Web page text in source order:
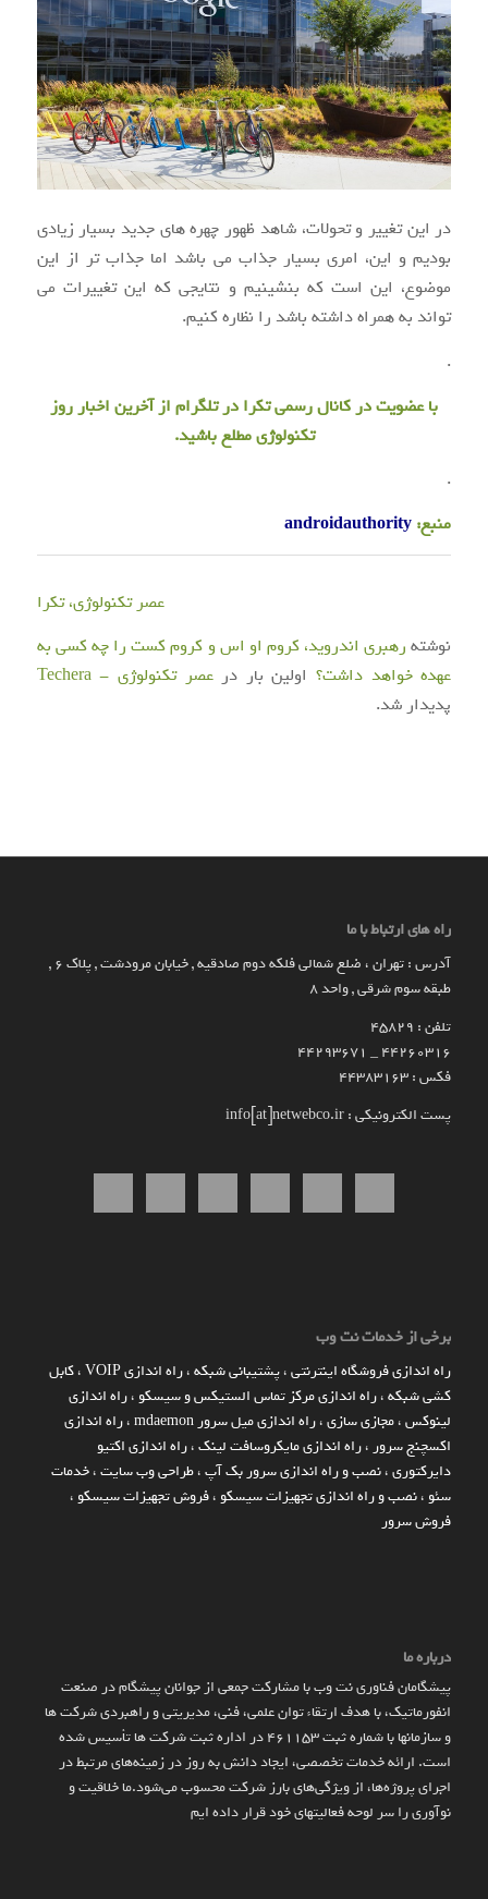
در این تغییر و تحولات، شاهد ظهور چهره های جدید بسیار زیادی
بودیم و این، امری بسیار جذاب می باشد اما جذاب تر از این
موضوع، این است که بنشینیم و نتایجی که این تغییرات می
تواند به همراه داشته باشد را نظاره کنیم.
.
با عضویت در کانال رسمی تکرا در تلگرام از آخرین اخبار روز
تکنولوژی مطلع باشید.
.
منبع: androidauthority
عصر تکنولوژی، تکرا
نوشته رهبری اندروید، کروم او اس و کروم کست را چه کسی به
عهده خواهد داشت؟اولین بار درعصر تکنولوژی - Techera
پدیدار شد.
راه های ارتباط با ما
آدرس : تهران ، ضلع شمالی فلکه دوم صادقیه , خیابان مرودشت , پلاک ۶ ,
طبقه سوم شرقی , واحد ۸
تلفن : 45829
۴۴۲۶۰۳۱۶ _ 44293671
فکس : 44383163
پست الکترونیکی : info[at]netwebco.ir
برخی از خدمات نت وب
راه اندازي فروشگاه اينترنتي،پشتیبانی شبکه،راه اندازی VOIP ،کابل
کشی شبکه،راه اندازی مرکز تماس الستیکس و سیسکو ،راه اندازی
لینوکس،مجازی سازی،راه اندازی میل سرور mdaemon ،راه اندازی
اکسچنج سرور ،راه اندازی مایکروسافت لینک،راه اندازی اکتیو
دایرکتوری،نصب و راه اندازی سرور بک آپ،طراحی وب سایت،خدمات
سئو ،نصب و راه اندازی تجهیزات سیسکو ،فروش تجهیزات سیسکو ،
فروش سرور
درباره ما
پیشگامان فناوری نت وب با مشارکت جمعی از جوانان پیشگام در صنعت
انفورماتیک، با هدف ارتقاء توان علمی، فنی، مدیریتی و راهبردی شرکت ها
و سازمان­ها با شماره ثبت 461153 در اداره ثبت شرکت ها تأسیس شده
است. ارائه خدمات تخصصی، ایجاد دانش به‌ روز در زمینه‌های مرتبط در
اجرای پروژه‌ها، از ویژگی‌های بارز شرکت محسوب می‌شود.ما خلاقیت و
نوآوری را سر لوحه فعالیتهای خود قرار داده ایم